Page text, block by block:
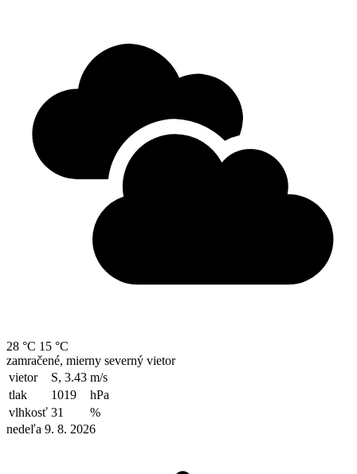
28 °C 15 °C
zamračené, mierny severný vietor
vietor
S, 3.43 m/s
tlak
1019
hPa
vlhkosť 31
%
nedeľa 9. 8. 2026